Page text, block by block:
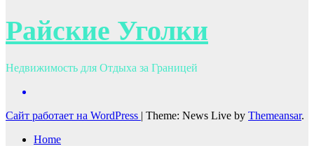
Райские Уголки
Недвижимость для Отдыха за Границей
Сайт работает на WordPress | Theme: News Live by Themeansar.
Home